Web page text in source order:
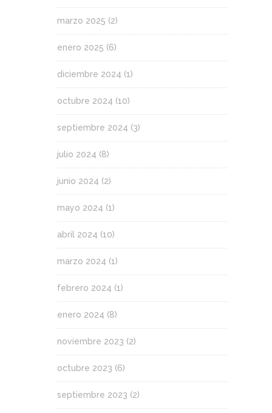
marzo 2025 (2)
enero 2025 (6)
diciembre 2024 (1)
octubre 2024 (10)
septiembre 2024 (3)
julio 2024 (8)
junio 2024 (2)
mayo 2024 (1)
abril 2024 (10)
marzo 2024 (1)
febrero 2024 (1)
enero 2024 (8)
noviembre 2023 (2)
octubre 2023 (6)
septiembre 2023 (2)